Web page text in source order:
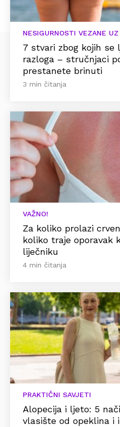
NESIGURNOSTI VEZANE
7 stvari zbog kojih se
razloga – stručnjaci
prestanete brinuti
3 min čitanja
VAŽNO!
Za koliko prolazi
koliko traje oporavak
liječniku
4 min čitanja
PRAKTIČNI SAVJETI
Alopecija i ljeto: 5
vlasište od opeklina i